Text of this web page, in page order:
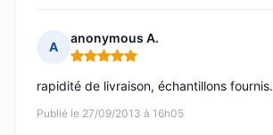
A
anonymous A.
Note : 5 sur 5
Publié le 27/09/2013 à 16h05
rapidité de livraison, échantillons fournis.